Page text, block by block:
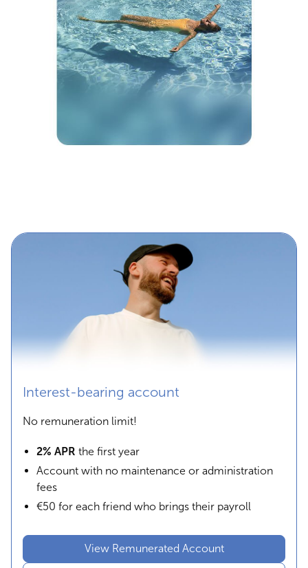
Interest-bearing account
No remuneration limit!
2% APR the first year
Account with no maintenance or administration
fees
€50 for each friend who brings their payroll
View Remunerated Account